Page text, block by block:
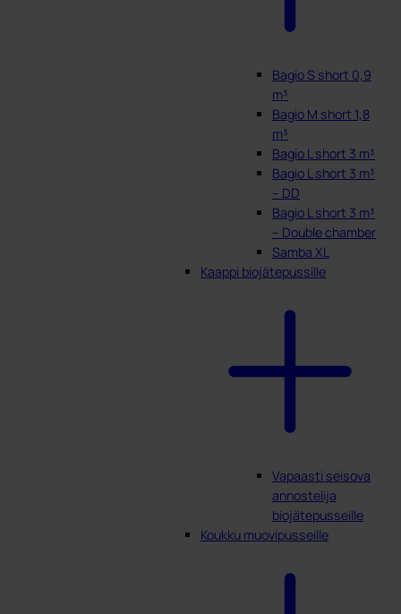
Bagio S short 0,9
m³
Bagio M short 1,8
m³
Bagio L short 3 m³
Bagio L short 3 m³
– DD
Bagio L short 3 m³
– Double chamber
Samba XL
Kaappi biojätepussille
Vapaasti seisova
annostelija
biojätepusseille
Koukku muovipusseille